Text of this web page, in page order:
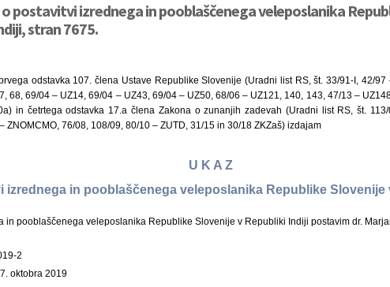
o postavitvi izrednega in pooblaščenega veleposlanika
stran 7675.
odstavka 107. člena Ustave Republike Slovenije (Uradni list RS, št. 33/91-I, 42/97
68, 69/04 – UZ14, 69/04 – UZ43, 69/04 – UZ50, 68/06 – UZ121, 140, 143, 47/13 –
in četrtega odstavka 17.a člena Zakona o zunanjih zadevah (Uradni list RS, št.
ZNOMCMO, 76/08, 108/09, 80/10 – ZUTD, 31/15 in 30/18 ZKZaš) izdajam
U K A Z
izrednega in pooblaščenega veleposlanika Republike Slovenije
in pooblaščenega veleposlanika Republike Slovenije v Republiki Indiji postavim dr.
2
oktobra 2019